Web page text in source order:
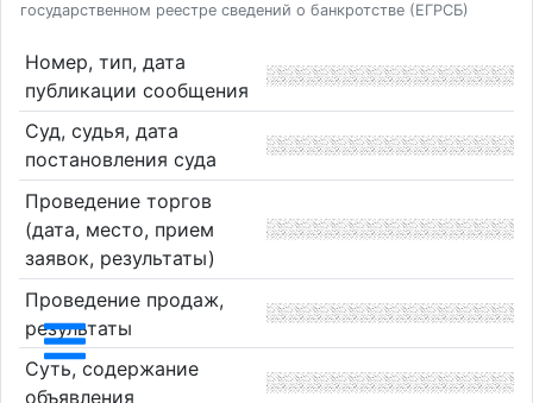
государственном реестре сведений о банкротстве (ЕГРСБ)
Номер, тип, дата
публикации сообщения
Суд, судья, дата
постановления суда
Проведение торгов
(дата, место, прием
заявок, результаты)
Проведение продаж,
результаты
Суть, содержание
объявления